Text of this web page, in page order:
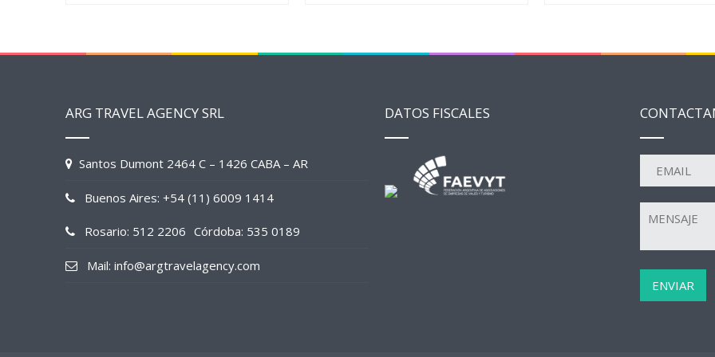
ARG TRAVEL AGENCY SRL
Santos Dumont 2464 C – 1426 CABA – AR
Buenos Aires: +54 (11) 6009 1414
Rosario: 512 2206 Córdoba: 535 0189
Mail: info@argtravelagency.com
DATOS FISCALES